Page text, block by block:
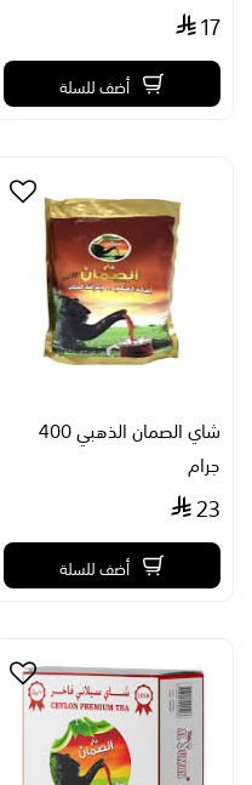
17
أضف للسلة
شاي الصمان الذهبي 400
جرام
23
أضف للسلة